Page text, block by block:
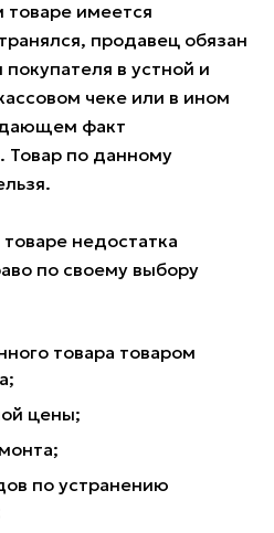
имеется
продавец обязан
в устной и
чеке или в ином
факт
Товар по данному
недостатка
по своему выбору
товара товаром
цены;
по устранению